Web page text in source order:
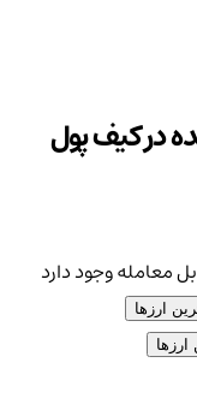
در کیف پول
ارزها